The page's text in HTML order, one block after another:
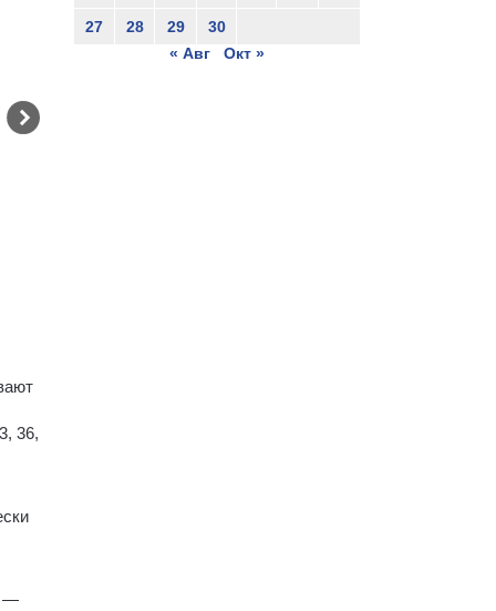
36,
—
27 28 29
30
« Авг
Окт »